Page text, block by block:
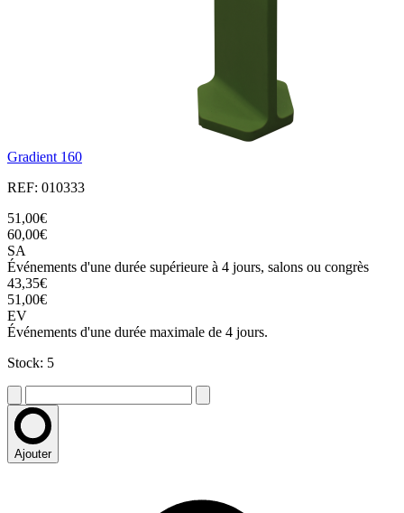
Gradient 160
REF: 010333
51,00€
60,00€
SA
Événements d'une durée supérieure à 4 jours, salons ou congrès
43,35€
51,00€
EV
Événements d'une durée maximale de 4 jours.
Stock: 5
Ajouter